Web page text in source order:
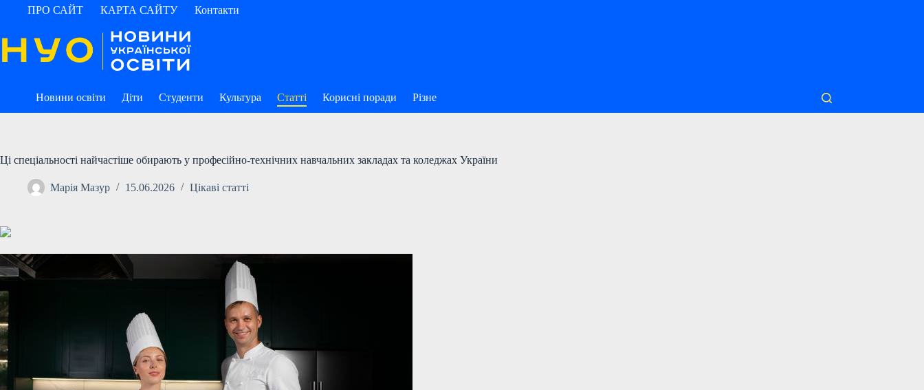
ПерейтиПРО САЙТ КАРТА САЙТУ Контакти
Новини освіти Діти Студенти Культура Статті Корисні поради Різне
Ці спеціальності найчастіше обирають у професійно-технічних навчальних закладах та коледжах України
Марія Мазур 15.06.2026 Цікаві статті